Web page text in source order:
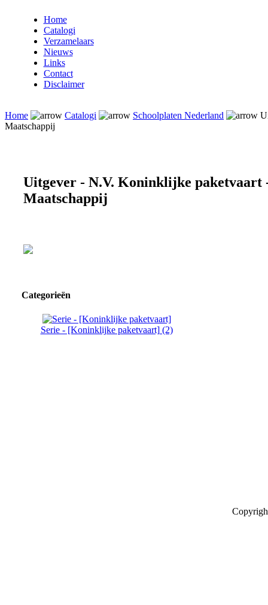
Home
Catalogi
Verzamelaars
Nieuws
Links
Contact
Disclaimer
Home Catalogi Schoolplaten Nederland
Maatschappij
Uitgever - N.V. Koninklijke paketvaart
Maatschappij
Categorieën
Serie - [Koninklijke paketvaart] (2)